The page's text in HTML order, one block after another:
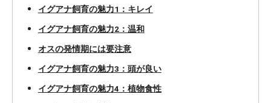
イグアナ飼育の魅力1：キレイ
イグアナ飼育の魅力2：温和
オスの発情期には要注意
イグアナ飼育の魅力3：頭が良い
イグアナ飼育の魅力4：植物食性